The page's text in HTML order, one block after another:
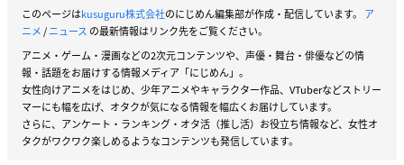
このページはkusuguru株式会社のにじめん編集部が作成・配信しています。 ア
ニメ/ニュース の最新情報はリンク先をご覧ください。
アニメ・ゲーム・漫画などの2次元コンテンツや、声優・舞台・俳優などの情
報・話題をお届けする情報メディア「にじめん」。
女性向けアニメをはじめ、少年アニメやキャラクター作品、VTuberなどストリー
マーにも幅を広げ、オタクが気になる情報を幅広くお届けしています。
さらに、アンケート・ランキング・オタ活（推し活）お役立ち情報など、女性オ
タクがワクワク楽しめるようなコンテンツも発信しています。